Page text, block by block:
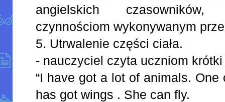
angielskich
czynnościom wykonywanym
5. Utrwalenie części ciała.
- nauczyciel czyta uczniom
“I have got a lot of animals.
has got wings . She can fly.